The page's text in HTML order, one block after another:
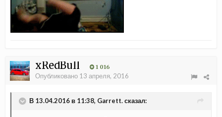
xRedBull 1 016
Опубликовано 13 апреля, 2016
В 13.04.2016 в 11:38, Garrett. сказал: